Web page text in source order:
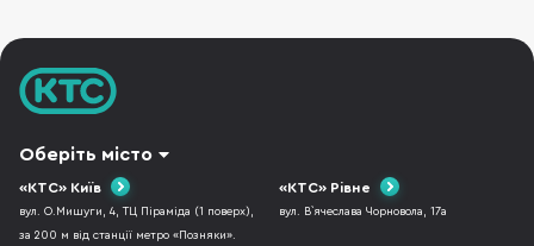
Оберіть місто
«КТС» Київ
вул. О.Мишуги, 4, ТЦ Піраміда (1 поверх),
за 200 м від станції метро «Позняки».
«КТС» Рівне
вул. В`ячеслава Чорновола, 17а